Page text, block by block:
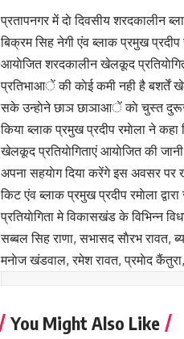
प्रतापनगर में दाे दिवसीय शरदकालीन
बिक्रम सिह नेगी एंव ब्लाक प्रमुख
आयाेजित शरदकालीन खेलकूद
प्रतिभाआें की काेई कमी नही है बशर्तें
सके उन्हाेने छाञ छाञाआें काे चुस्त
किया ब्लाक प्रमुख प्रदीप रमाेला ने
खेलकूद प्रतियाेगिताएं आयाेजित की
अपना सहयाेग दिया करेंगे इस अवसर पर
किट एंव ब्लाक प्रमुख प्रदीप रमाेला
प्रतियाेगिता मे विकासखंड के विभिन्न
सब्बल सिह राणा, सभासद साैरभ रावत,
मनाेज खंडवाल, रमेश रावत, प्रमाेद
You Might Also Like